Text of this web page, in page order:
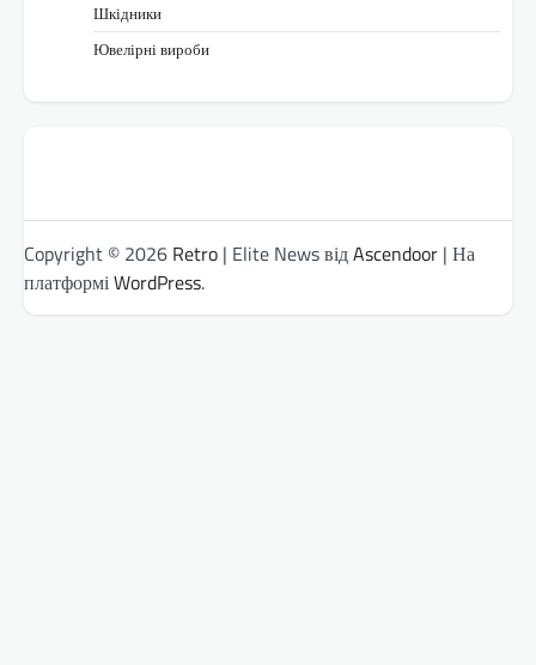
Шкідники
Ювелірні вироби
Copyright © 2026 Retro | Elite News відAscendoor | На
платформіWordPress.